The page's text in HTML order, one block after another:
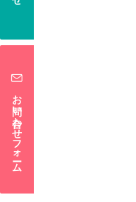
お問い合わせフォーム